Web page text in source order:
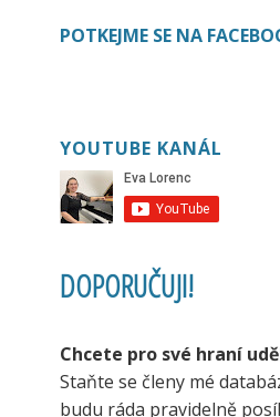
POTKEJME SE NA
YOUTUBE KANÁL
DOPORUČUJI!
Chcete pro své hraní
Staňte se členy mé
budu ráda pravidelně